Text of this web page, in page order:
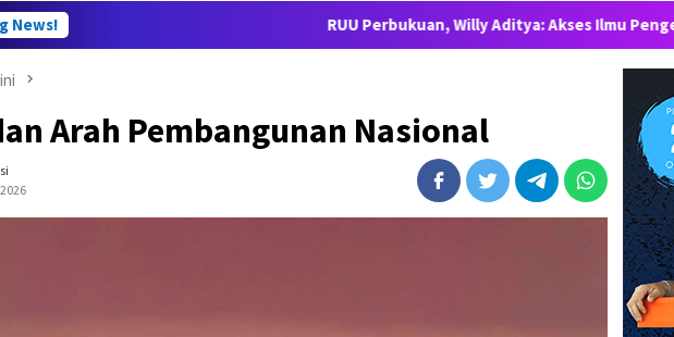
News! RUU Perbukuan, Willy Aditya: Akses Ilmu Pengetahuan adalah Hak
Arah Pembangunan Nasional